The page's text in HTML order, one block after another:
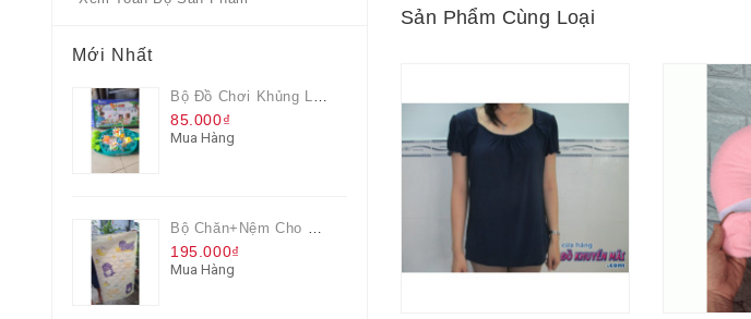
Mới Nhất
Bộ Đồ Chơi Khủng Long Đại Chiến
85.000₫
Mua Hàng
Bộ Chăn+nệm Cho Bé Everon Quà Từ Pediasure
195.000₫
Mua Hàng
Sản Phẩm Cùng Loại